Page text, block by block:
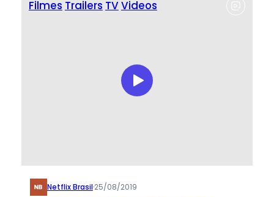
Filmes Trailers TVVideos
Netflix Brasil·25/08/2019